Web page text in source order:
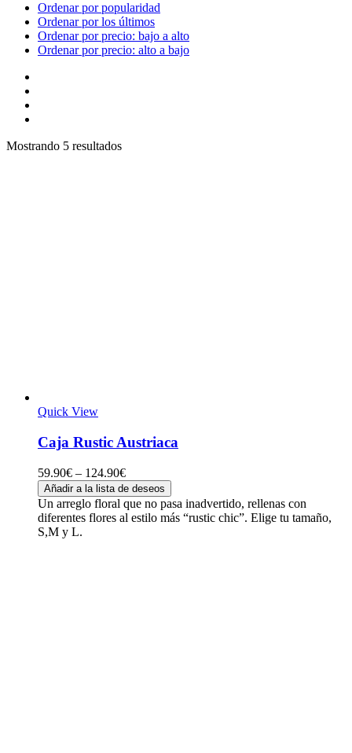
Ordenar por popularidad
Ordenar por los últimos
Ordenar por precio: bajo a alto
Ordenar por precio: alto a bajo
Mostrando 5 resultados
Quick View
Caja Rustic Austriaca
59.90€ – 124.90€
Añadir a la lista de deseos
Un arreglo floral que no pasa inadvertido, rellenas con
diferentes flores al estilo más “rustic chic”. Elige tu tamaño,
S,M y L.